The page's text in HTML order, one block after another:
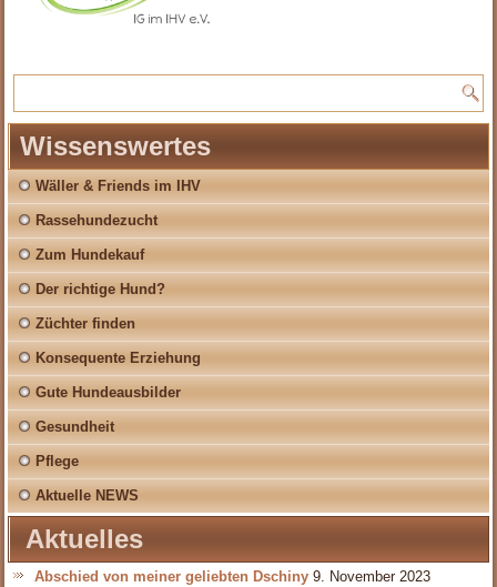
Wissenswertes
Wäller & Friends im IHV
Rassehundezucht
Zum Hundekauf
Der richtige Hund?
Züchter finden
Konsequente Erziehung
Gute Hundeausbilder
Gesundheit
Pflege
Aktuelle NEWS
Aktuelles
Abschied von meiner geliebten Dschiny 9. November 2023